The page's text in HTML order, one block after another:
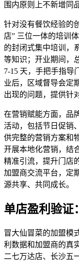
围内原则上不新增同
针对没有餐饮经验的
店” 三位一体的培训
的封闭式集中培训，
等知识；开业期间，
7-15 天，手把手指导
业后，区域督导会定
出现的问题，提供针
在营销赋能方面，品
活动，包括节日促销
供完整的营销方案和
开展本地化营销，结
精准引流，提升门店
加盟商交流平台，定
源共享、共同成长。
单店盈利验证
冒大仙冒菜的加盟模
利数据和加盟商的真
二七万达店、长沙五